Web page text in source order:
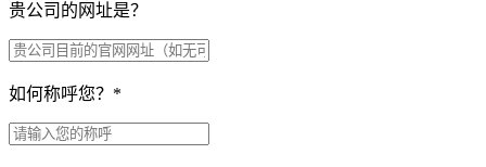
贵公司的网址是？
如何称呼您？ *